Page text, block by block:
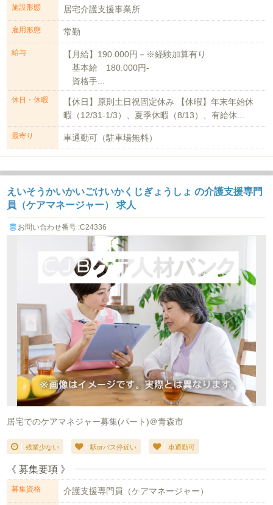
施設形態 居宅介護支援事業所
雇用形態 常勤
給与
【月給】190.000円－※経験加算有り
基本給 180.000円-
資格手...
休日・休暇
【休日】原則土日祝固定休み 【休暇】年末年始休
暇（12/31-1/3）、夏季休暇（8/13）、有給休...
最寄り 車通勤可（駐車場無料）
えいそうかいかいごけいかくじぎょうしょ の介護支援専門
員（ケアマネージャー） 求人
お問い合わせ番号 :C24336
居宅でのケアマネジャー募集(パート)＠青森市
残業少ない 駅orバス停近い 車通勤可
《 募集要項 》
募集資格 介護支援専門員（ケアマネージャー）